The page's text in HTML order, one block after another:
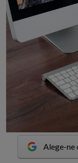
Alege-ne